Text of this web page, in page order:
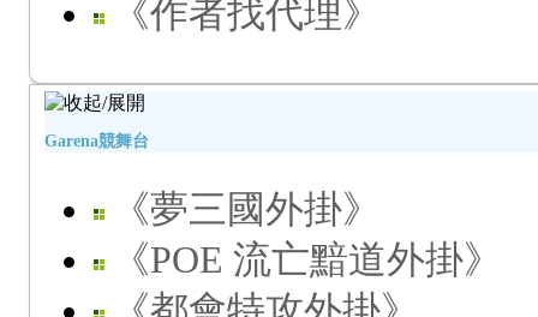
《作者找代理》
Garena競舞台
《夢三國外掛》
《POE 流亡黯道外掛》